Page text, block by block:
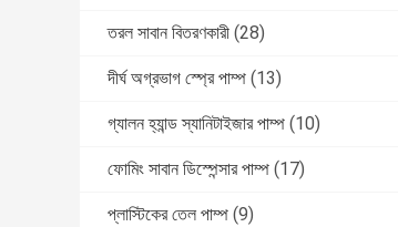
তরল সাবান বিতরণকারী (28)
দীর্ঘ অগ্রভাগ স্প্রে পাম্প (13)
গ্যালন হ্যান্ড স্যানিটাইজার পাম্প (10)
ফোমিং সাবান ডিস্পেন্সার পাম্প (17)
প্লাস্টিকের তেল পাম্প (9)